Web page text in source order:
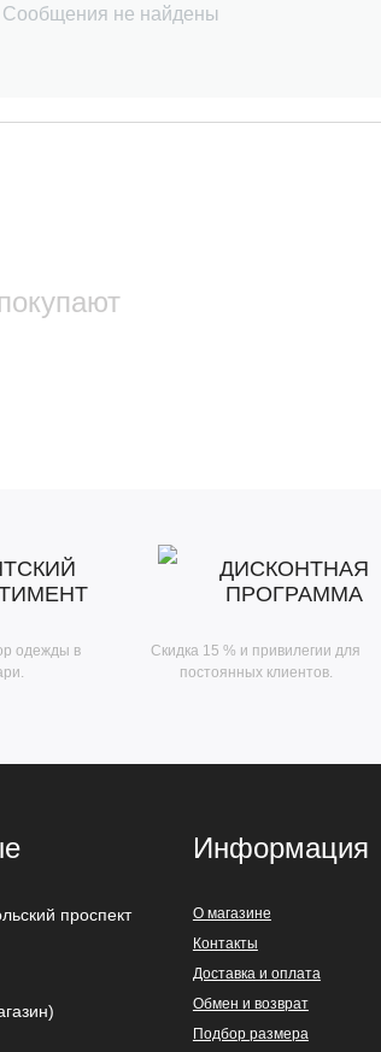
Сообщения не найдены
одежды в
ДИСКОНТНАЯ
ПРОГРАММА
Скидка 15 % и привилегии для
постоянных клиентов.
проспект
Информация
О магазине
Контакты
Доставка и оплата
Обмен и возврат
Подбор размера